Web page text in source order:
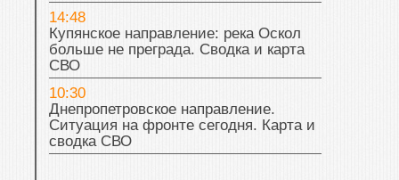
14:48
Купянское направление: река Оскол
больше не преграда. Сводка и карта
СВО
10:30
Днепропетровское направление.
Ситуация на фронте сегодня. Карта и
сводка СВО